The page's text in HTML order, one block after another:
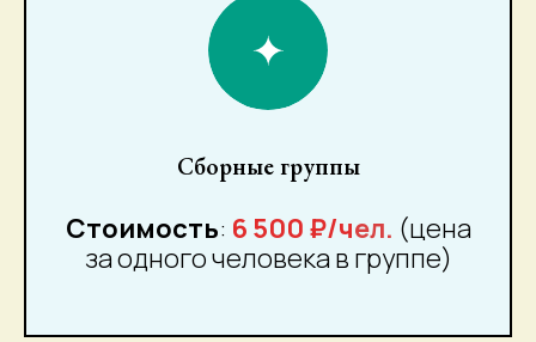
Сборные группы
Стоимость: 6 500 ₽/чел. (цена
за одного человека в группе)